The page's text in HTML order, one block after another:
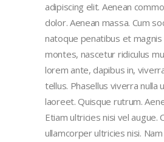
adipiscing elit. Aenean
dolor. Aenean massa. Cum
natoque penatibus et
montes, nascetur ridiculus
lorem ante, dapibus in,
tellus. Phasellus viverra nulla
laoreet. Quisque rutrum.
Etiam ultricies nisi vel augue.
ullamcorper ultricies nisi.